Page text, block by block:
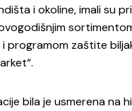
i okoline, imali su
programom zaštite
bila je usmerena na